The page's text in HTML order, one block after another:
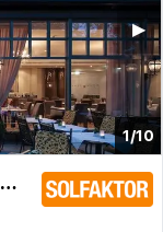
1/10
▶︎
Austria Trend Parkhotel Schönbrunn